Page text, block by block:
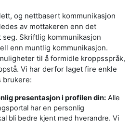
og nettbasert kommunikasjon
av mottakeren enn det
Skriftlig kommunikasjon
enn muntlig kommunikasjon.
til å formidle kroppsspråk,
Vi har derfor laget fire enkle
brukere:
presentasjon i profilen din: Alle
har en personlig
bli bedre kjent med hverandre. Vi